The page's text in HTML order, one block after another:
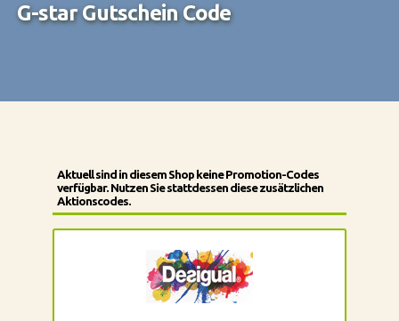
G-star Gutschein Code
Aktuell sind in diesem Shop keine Promotion-Codes
verfügbar. Nutzen Sie stattdessen diese zusätzlichen
Aktionscodes.